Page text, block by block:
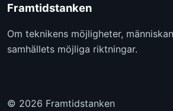
Framtidstanken
Om teknikens möjligheter,
samhällets möjliga riktningar.
© 2026 Framtidstanken